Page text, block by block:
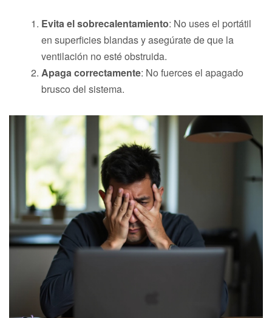
Evita el sobrecalentamiento: No uses el portátil
en superficies blandas y asegúrate de que la
ventilación no esté obstruida.
Apaga correctamente: No fuerces el apagado
brusco del sistema.